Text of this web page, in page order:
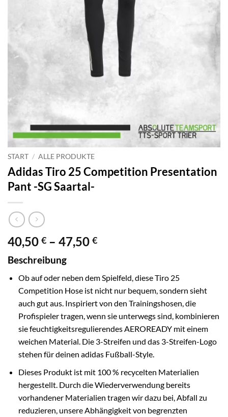
START / ALLE PRODUKTE
Adidas Tiro 25 Competition Presentation
Pant -SG Saartal-
40,50 € – 47,50 €Preisspanne:
47,50 €
Beschreibung
Ob auf oder neben dem Spielfeld, diese Tiro 25
Competition Hose ist nicht nur bequem, sondern sieht
auch gut aus. Inspiriert von den Trainingshosen, die
Profispieler tragen, wenn sie unterwegs sind, kombinieren
sie feuchtigkeitsregulierendes AEROREADY mit einem
weichen Material. Die 3-Streifen und das 3-Streifen-Logo
stehen für deinen adidas Fußball-Style.
Dieses Produkt ist mit 100 % recycelten Materialien
hergestellt. Durch die Wiederverwendung bereits
vorhandener Materialien tragen wir dazu bei, Abfall zu
reduzieren, unsere Abhängigkeit von begrenzten